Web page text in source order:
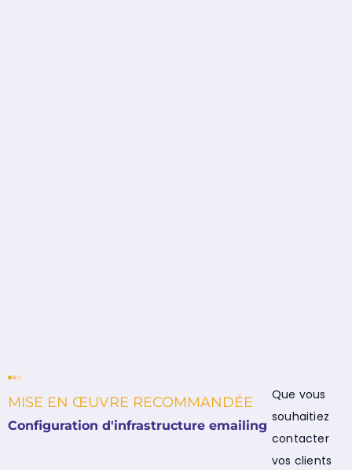
MISE EN ŒUVRE RECOMMANDÉE
Configuration d'infrastructure emailing
Que vous
souhaitiez
contacter
vos clients